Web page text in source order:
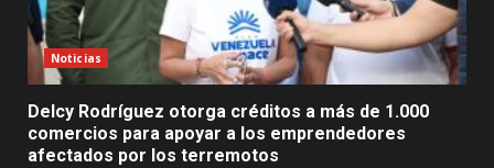
Noticias
Delcy Rodríguez otorga créditos a más de 1.000
comercios para apoyar a los emprendedores
afectados por los terremotos